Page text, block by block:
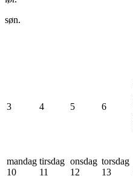
søn.
3 4 5 6
mandag
10
tirsdag
11
onsdag
12
torsdag
13